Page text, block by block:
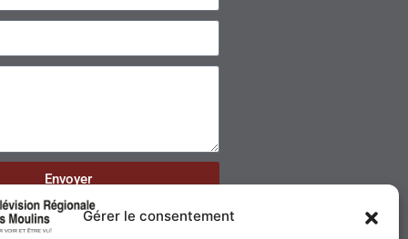
Gérer le consentement
Envoyer